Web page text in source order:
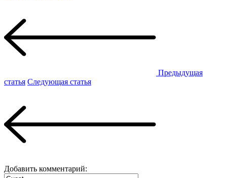
Предыдущая
статья Следующая статья
Добавить комментарий: